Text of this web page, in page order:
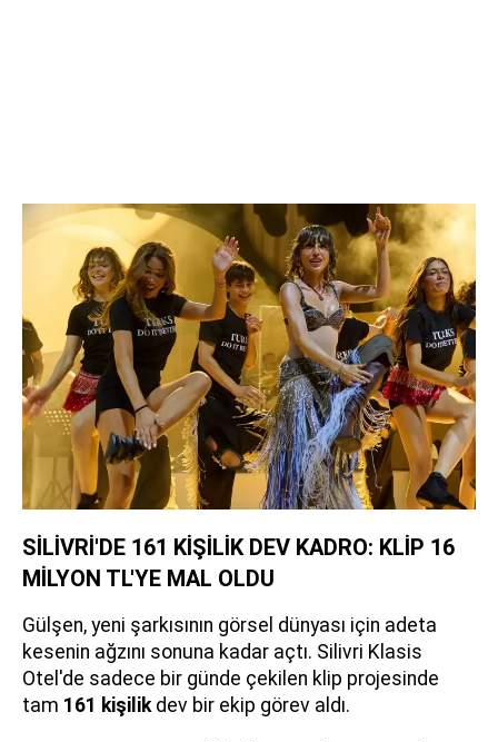
SİLİVRİ'DE 161 KİŞİLİK DEV KADRO: KLİP 16
MİLYON TL'YE MAL OLDU
Gülşen, yeni şarkısının görsel dünyası için adeta
kesenin ağzını sonuna kadar açtı. Silivri Klasis
Otel'de sadece bir günde çekilen klip projesinde
tam 161 kişilikdev bir ekip görev aldı.